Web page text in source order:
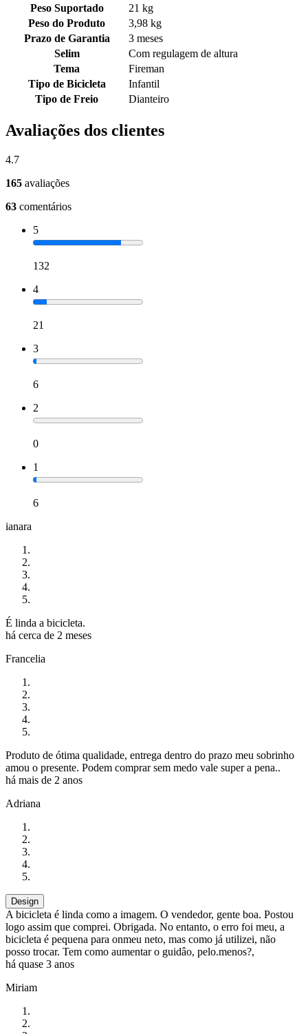
Peso Suportado
21 kg
Peso do Produto
3,98 kg
Prazo de Garantia
3 meses
Selim
Com regulagem de altura
Tema
Fireman
Tipo de Bicicleta
Infantil
Tipo de Freio
Dianteiro
Avaliações dos clientes
4.7
165 avaliações
63 comentários
5
132
4
21
3
6
2
0
1
6
ianara
É linda a bicicleta.
há cerca de 2 meses
Francelia
Produto de ótima qualidade, entrega dentro do prazo meu sobrinho
amou o presente. Podem comprar sem medo vale super a pena..
há mais de 2 anos
Adriana
Design
A bicicleta é linda como a imagem. O vendedor, gente boa. Postou
logo assim que comprei. Obrigada. No entanto, o erro foi meu, a
bicicleta é pequena para onmeu neto, mas como já utilizei, não
posso trocar. Tem como aumentar o guidâo, pelo.menos?,
há quase 3 anos
Miriam